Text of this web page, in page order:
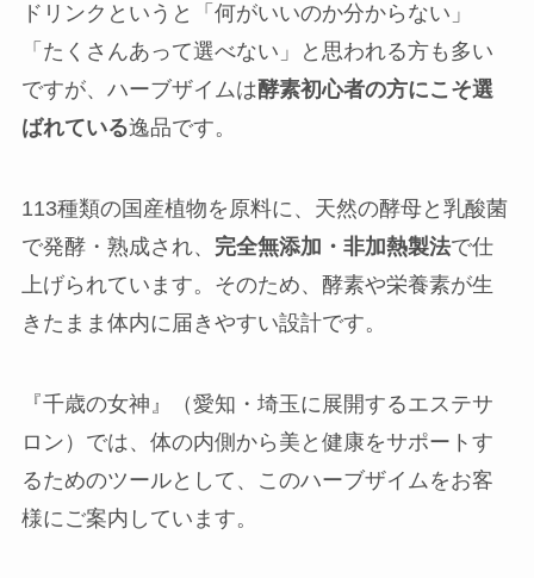
ドリンクというと「何がいいのか分からない」
「たくさんあって選べない」と思われる方も多い
ですが、ハーブザイムは酵素初心者の方にこそ選
ばれている逸品です。
113種類の国産植物を原料に、天然の酵母と乳酸菌
で発酵・熟成され、 完全無添加・非加熱製法で仕
上げられています。そのため、酵素や栄養素が生
きたまま体内に届きやすい設計です。
『千歳の女神』（愛知・埼玉に展開するエステサ
ロン）では、体の内側から美と健康をサポートす
るためのツールとして、このハーブザイムをお客
様にご案内しています。